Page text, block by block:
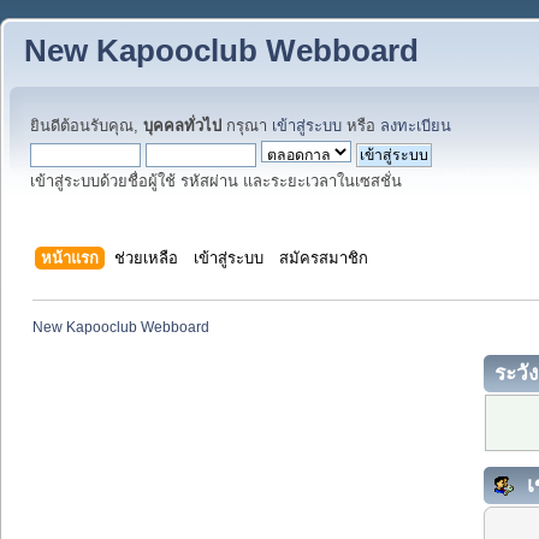
New Kapooclub Webboard
ยินดีต้อนรับคุณ, บุคคลทั่วไป กรุณา เข้าสู่ระบบ หรือ ลงทะเบียน
เข้าสู่ระบบด้วยชื่อผู้ใช้ รหัสผ่าน และระยะเวลาในเซสชั่น
หน้าแรก ช่วยเหลือ เข้าสู่ระบบ สมัครสมาชิก
New Kapooclub Webboard
ระวั
เ